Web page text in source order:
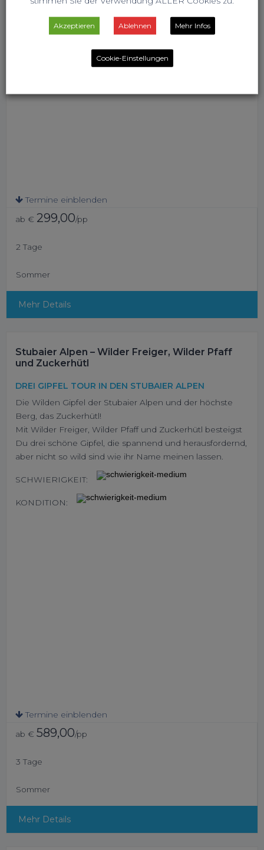
Termine einblenden
ab € 299,00/pp
2 Tage
Sommer
Mehr Details
Stubaier Alpen – Wilder Freiger, Wilder Pfaff
und Zuckerhütl
DREI GIPFEL TOUR IN DEN STUBAIER ALPEN
Die Wilden Gipfel der Stubaier Alpen und der höchste
Berg, das Zuckerhütl!
Mit Wilder Freiger, Wilder Pfaff und Zuckerhütl besteigst
Du drei schöne Gipfel, die spannend und herausfordernd,
aber nicht so wild sind wie ihr Name meinen lassen.
SCHWIERIGKEIT:
KONDITION:
Termine einblenden
ab € 589,00/pp
3 Tage
Sommer
Mehr Details
Akzeptieren Ablehnen Mehr Infos
Cookie-Einstellungen